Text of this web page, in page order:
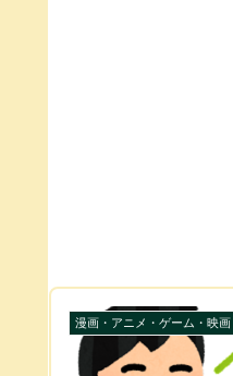
漫画・アニメ・ゲーム・映画